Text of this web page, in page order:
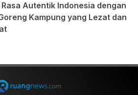
Autentik Indonesia dengan
Kampung yang Lezat dan